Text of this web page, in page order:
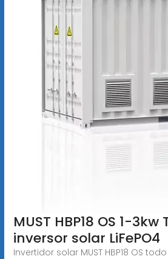
MUST HBP18 OS 1-
inversor solar LiFePO4
Invertidor solar MUST HBP18 OS